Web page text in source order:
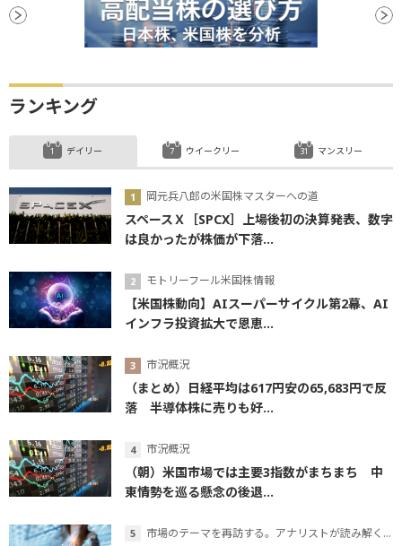
ランキング
デイリー
岡元兵八郎の米国株マスターへの道
スペースＸ［SPCX］上場後初の決算発表、数字
は良かったが株価が下落...
モトリーフール米国株情報
【米国株動向】AIスーパーサイクル第2幕、AI
インフラ投資拡大で恩恵...
市況概況
（まとめ）日経平均は617円安の65,683円で反
落 半導体株に売りも好...
市況概況
（朝）米国市場では主要3指数がまちまち 中
東情勢を巡る懸念の後退...
市場のテーマを再訪する。アナリストが読み解くテーマの本質
ウイークリー マンスリー